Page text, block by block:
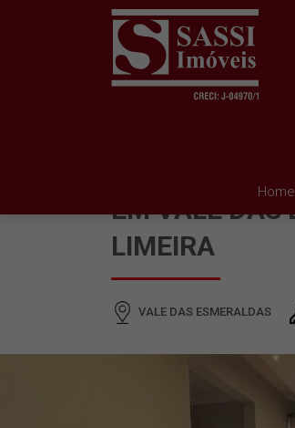
Home
EM VALE DAS
LIMEIRA
VALE DAS ESMERALDAS